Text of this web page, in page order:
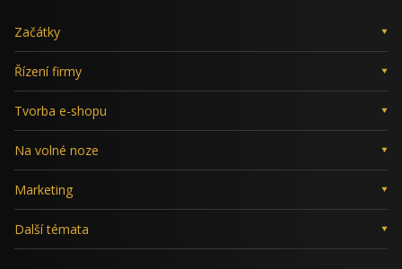
Začátky
Řízení firmy
Tvorba e-shopu
Na volné noze
Marketing
Další témata